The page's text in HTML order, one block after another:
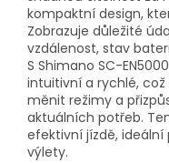
kompaktní design,
Zobrazuje důležité
vzdálenost, stav
S Shimano SC-
intuitivní a rychlé,
měnit režimy a
aktuálních potřeb.
efektivní jízdě, ideální
výlety.